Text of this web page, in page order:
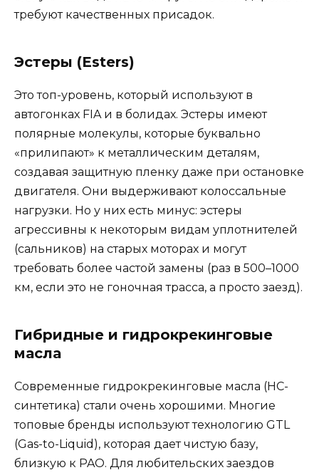
требуют качественных присадок.
Эстеры (Esters)
Это топ-уровень, который используют в
автогонках FIA и в болидах. Эстеры имеют
полярные молекулы, которые буквально
«прилипают» к металлическим деталям,
создавая защитную пленку даже при остановке
двигателя. Они выдерживают колоссальные
нагрузки. Но у них есть минус: эстеры
агрессивны к некоторым видам уплотнителей
(сальников) на старых моторах и могут
требовать более частой замены (раз в 500–1000
км, если это не гоночная трасса, а просто заезд).
Гибридные и гидрокрекинговые
масла
Современные гидрокрекинговые масла (HC-
синтетика) стали очень хорошими. Многие
топовые бренды используют технологию GTL
(Gas-to-Liquid), которая дает чистую базу,
близкую к PAO. Для любительских заездов